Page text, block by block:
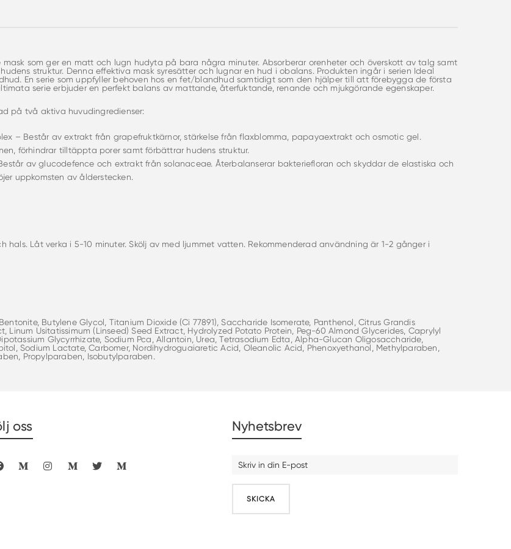
mask som ger en matt och lugn hudyta på bara några minuter. Absorberar orenheter och överskott av talg samt
struktur. Denna effektiva mask syresätter och lugnar en hud i obalans. Produkten ingår i serien Ideal
En serie som uppfyller behoven hos en fet/blandhud samtidigt som den hjälper till att förebygga de första
serie erbjuder en perfekt balans av mattande, återfuktande, renande och mjukgörande egenskaper.
på två aktiva huvudingredienser:
– Består av extrakt från grapefruktkärnor, stärkelse från flaxblomma, papayaextrakt och osmotic gel.
förhindrar tilltäppta porer samt förbättrar hudens struktur.
av glucodefence och extrakt från solanaceae. Återbalanserar bakteriefloran och skyddar de elastiska och
uppkomsten av ålderstecken.
hals. Låt verka i 5-10 minuter. Skölj av med ljummet vatten. Rekommenderad användning är 1-2 gånger i
Butylene Glycol, Titanium Dioxide (Ci 77891), Saccharide Isomerate, Panthenol, Citrus Grandis
Linum Usitatissimum (Linseed) Seed Extract, Hydrolyzed Potato Protein, Peg-60 Almond Glycerides, Caprylyl
Glycyrrhizate, Sodium Pca, Allantoin, Urea, Tetrasodium Edta, Alpha-Glucan Oligosaccharide,
Sodium Lactate, Carbomer, Nordihydroguaiaretic Acid, Oleanolic Acid, Phenoxyethanol, Methylparaben,
Propylparaben, Isobutylparaben.
oss Nyhetsbrev